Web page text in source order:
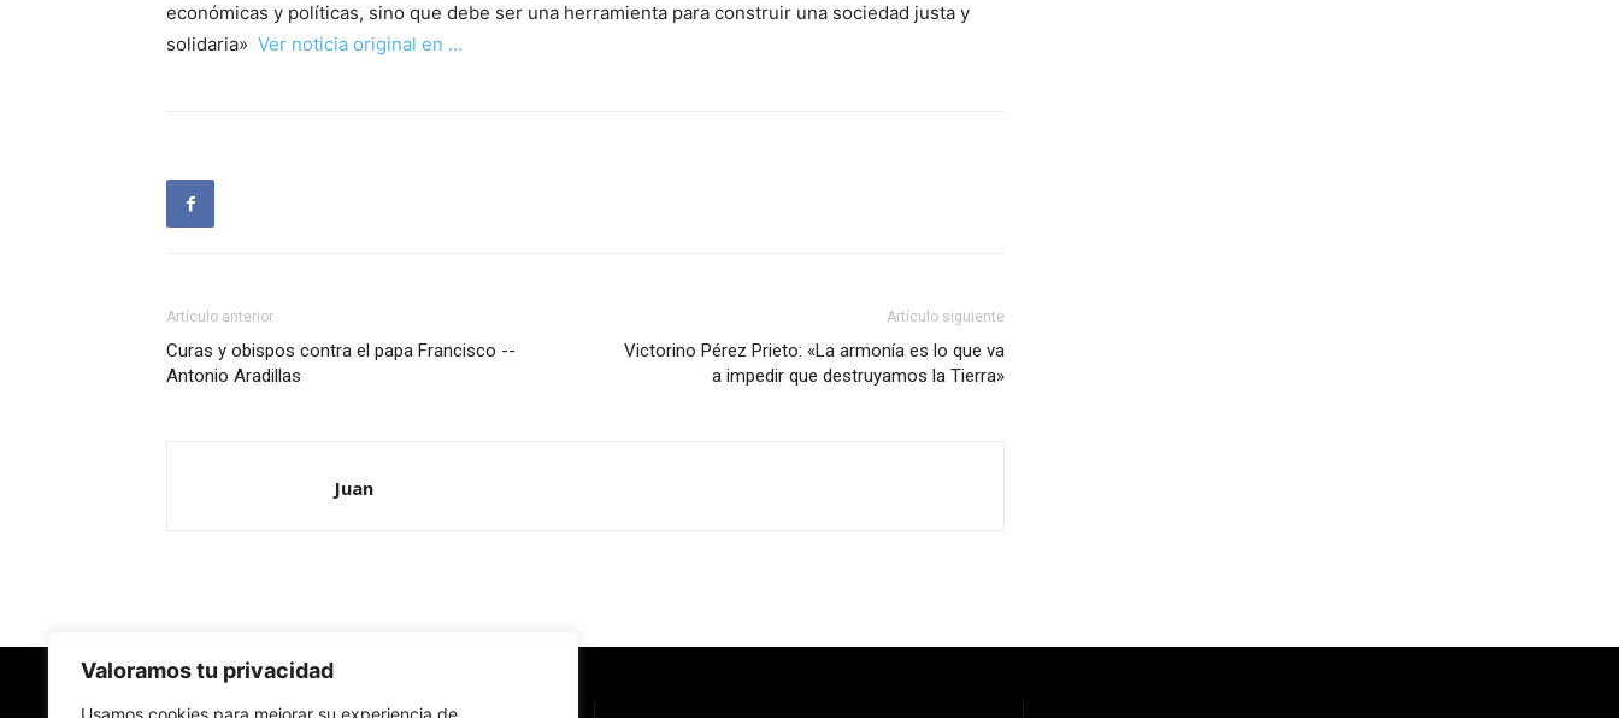
Valoramos tu privacidad
Usamos cookies para mejorar su experiencia de
económicas y políticas, sino que debe ser una herramienta para construir una sociedad justa y
solidaria» Ver noticia original en …
Artículo anterior
Curas y obispos contra el papa Francisco --
Antonio Aradillas
Artículo siguiente
Victorino Pérez Prieto: «La armonía es lo que va
a impedir que destruyamos la Tierra»
Juan